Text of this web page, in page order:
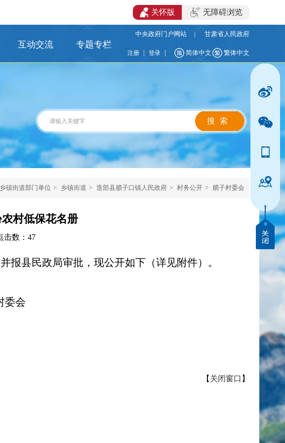
关怀版 无障碍浏览
互动交流 专题专栏
中央政府门户网站 | 甘肃省人民政府
注册 登录 简体中文 繁体中文
乡镇街道部门单位 > 乡镇街道 > 迭部县腊子口镇人民政府 > 村务公开 > 腊子村委会
村低保花名册
数： 47
报县民政局审批，现公开如下（详见附件）。
委会
【 关闭窗口 】